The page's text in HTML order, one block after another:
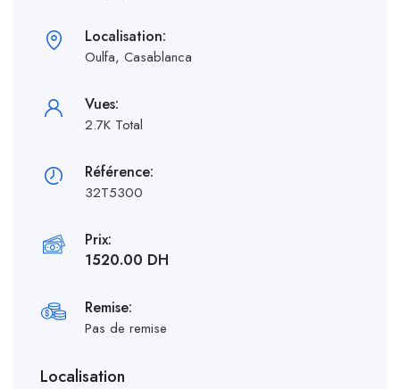
Localisation:
Oulfa, Casablanca
Vues:
2.7K Total
Référence:
32T5300
Prix:
1520.00 DH
Remise:
Pas de remise
Localisation